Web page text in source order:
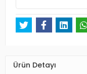
Ürün Detayı